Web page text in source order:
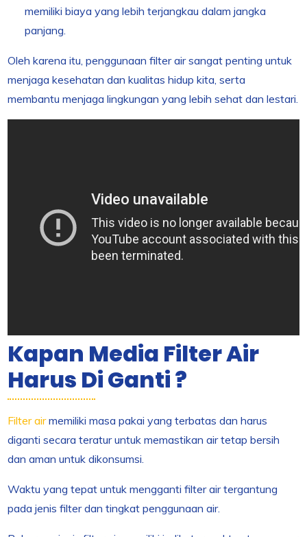
memiliki biaya yang lebih terjangkau dalam jangka
panjang.
Oleh karena itu, penggunaan filter air sangat penting untuk
menjaga kesehatan dan kualitas hidup kita, serta
membantu menjaga lingkungan yang lebih sehat dan lestari.
Kapan Media Filter Air
Harus Di Ganti ?
Filter airmemiliki masa pakai yang terbatas dan harus
diganti secara teratur untuk memastikan air tetap bersih
dan aman untuk dikonsumsi.
Waktu yang tepat untuk mengganti filter air tergantung
pada jenis filter dan tingkat penggunaan air.